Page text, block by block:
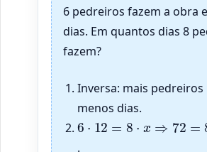
6 pedreiros fazem a obra
dias. Em quantos dias 8
fazem?
Inversa: mais
menos dias.
6⋅12=8⋅x⇒
.